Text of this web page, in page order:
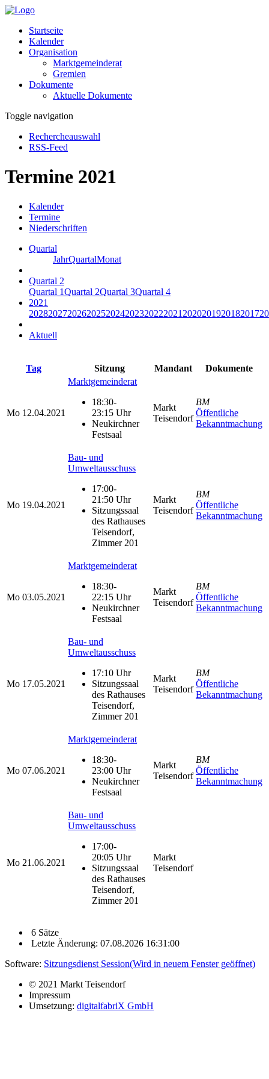
Startseite
Kalender
Organisation
Marktgemeinderat
Gremien
Dokumente
Aktuelle Dokumente
Toggle navigation
Rechercheauswahl
RSS-Feed
Termine 2021
Kalender
Termine
Niederschriften
Quartal
JahrQuartalMonat
Quartal 2
Quartal 1Quartal 2Quartal 3Quartal 4
2021
20282027202620252024202320222021 2020201920182017
Aktuell
Tag Sitzung Mandant Dokumente
Mo 12.04.2021
Marktgemeinderat
18:30-
23:15 Uhr
Neukirchner
Festsaal
Markt
Teisendorf
BM
Öffentliche
Bekanntmachung
Mo 19.04.2021
Bau- und
Umweltausschuss
17:00-
21:50 Uhr
Sitzungssaal
des Rathauses
Teisendorf,
Zimmer 201
Markt
Teisendorf
BM
Öffentliche
Bekanntmachung
Mo 03.05.2021
Marktgemeinderat
18:30-
22:15 Uhr
Neukirchner
Festsaal
Markt
Teisendorf
BM
Öffentliche
Bekanntmachung
Mo 17.05.2021
Bau- und
Umweltausschuss
17:10 Uhr
Sitzungssaal
des Rathauses
Teisendorf,
Zimmer 201
Markt
Teisendorf
BM
Öffentliche
Bekanntmachung
Mo 07.06.2021
Marktgemeinderat
18:30-
23:00 Uhr
Neukirchner
Festsaal
Markt
Teisendorf
BM
Öffentliche
Bekanntmachung
Mo 21.06.2021
Bau- und
Umweltausschuss
17:00-
20:05 Uhr
Sitzungssaal
des Rathauses
Teisendorf,
Zimmer 201
Markt
Teisendorf
6 Sätze
Letzte Änderung: 07.08.2026 16:31:00
Software: Sitzungsdienst Session(Wird in neuem Fenster geöffnet)
© 2021 Markt Teisendorf
Impressum
Umsetzung: digitalfabriX GmbH